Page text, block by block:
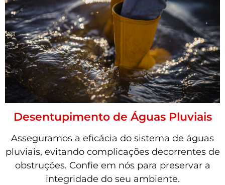
Desentupimento de Águas Pluviais
Asseguramos a eficácia do sistema de águas
pluviais, evitando complicações decorrentes de
obstruções. Confie em nós para preservar a
integridade do seu ambiente.